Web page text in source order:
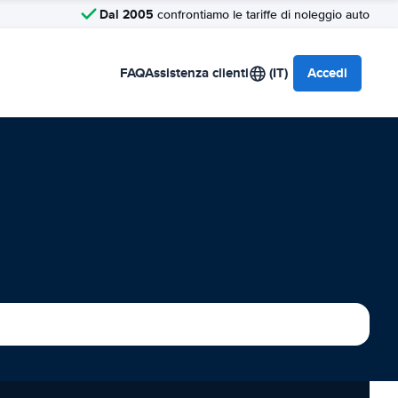
Dal 2005 confrontiamo le tariffe di noleggio auto
FAQAssistenza clienti (IT) Accedi